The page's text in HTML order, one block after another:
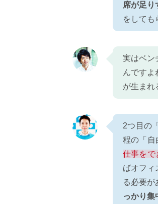
席が足り
をしても
実はベン
んですよ
が生まれ
2つ目の
程の「自
仕事をで
ばオフィ
る必要
っかり集